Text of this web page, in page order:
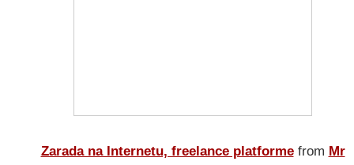
Zarada na Internetu, freelance platforme from Mr